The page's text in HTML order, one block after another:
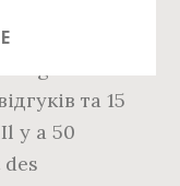
un
та 15
y a 50